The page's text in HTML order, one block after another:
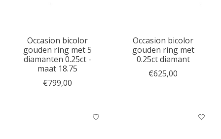
Occasion bicolor
gouden ring met 5
diamanten 0.25ct -
maat 18.75
€799,00
Occasion bicolor
gouden ring met
0.25ct diamant
€625,00